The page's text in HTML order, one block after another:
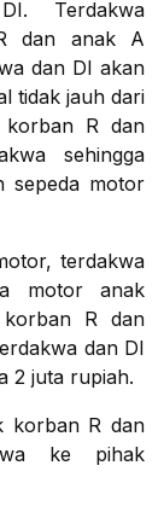
Terdakwa
dan anak A
dan DI akan
tidak jauh dari
korban R dan
sehingga
sepeda motor
terdakwa
motor anak
R dan
dan DI
2 juta rupiah.
korban R dan
ke pihak